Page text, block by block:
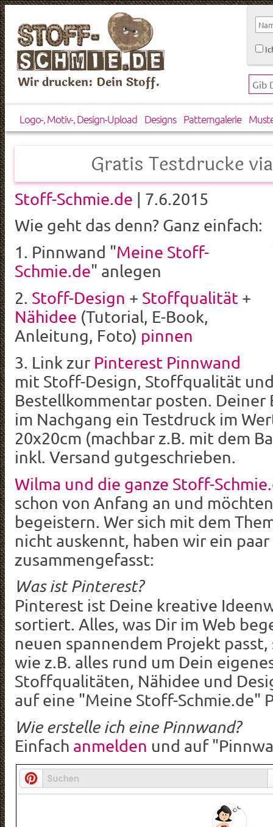
Wir drucken: Dein Stoff.
Logo-, Motiv-, Design-Upload Designs Patterngalerie
Gratis Testdrucke
Stoff-Schmie.de | 7.6.2015
Wie geht das denn? Ganz einfach:
1. Pinnwand "Meine Stoff-
Schmie.de" anlegen
2. Stoff-Design + Stoffqualität +
Nähidee (Tutorial, E-Book,
Anleitung, Foto) pinnen
3. Link zur Pinterest Pinnwand
mit Stoff-Design, Stoffqualität
Bestellkommentar posten.
im Nachgang ein Testdruck im
20x20cm (machbar z.B. mit dem
inkl. Versand gutgeschrieben.
Wilma und die ganze Stoff-
schon von Anfang an und
begeistern. Wer sich mit dem
nicht auskennt, haben wir ein
zusammengefasst:
Was ist Pinterest?
Pinterest ist Deine kreative
sortiert. Alles, was Dir im Web
neuen spannendem Projekt passt,
wie z.B. alles rund um Dein
Stoffqualitäten, Nähidee und
auf eine "Meine Stoff-Schmie.de"
Wie erstelle ich eine Pinnwand?
Einfach anmelden und auf